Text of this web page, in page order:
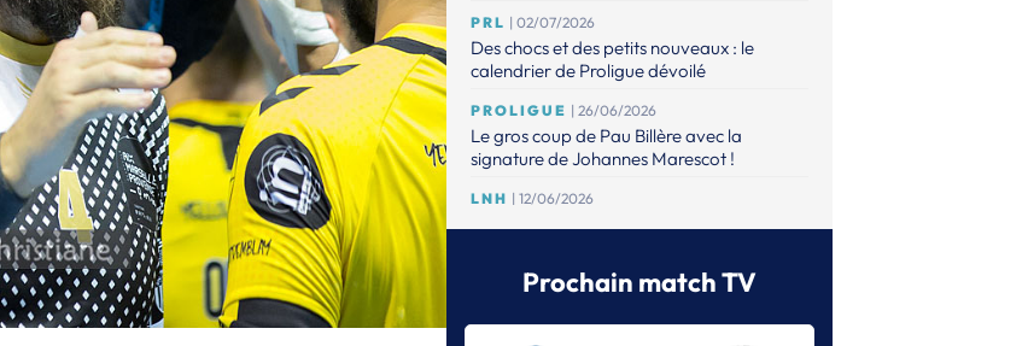
PRL | 02/07/2026
Des chocs et des petits nouveaux : le
calendrier de Proligue dévoilé
PROLIGUE | 26/06/2026
Le gros coup de Pau Billère avec la
signature de Johannes Marescot !
LNH | 12/06/2026
La CNACG a validé les dossiers,
la ProligueProchain match TV